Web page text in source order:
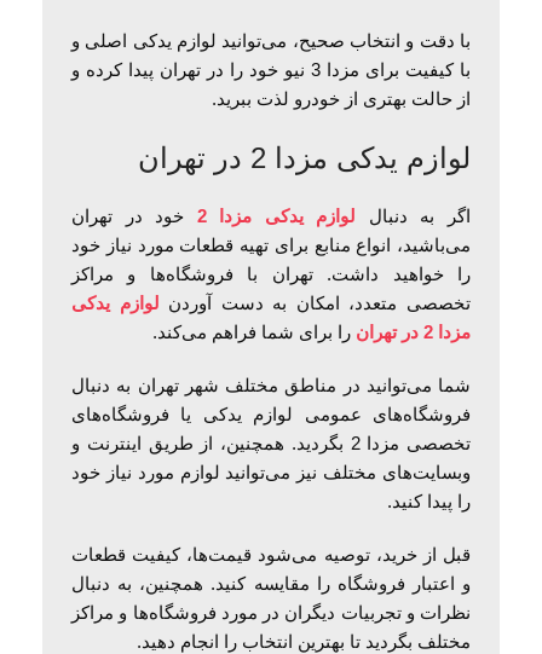
با دقت و انتخاب صحیح، می‌توانید لوازم یدکی اصلی و
با کیفیت برای مزدا 3 نیو خود را در تهران پیدا کرده و
از حالت بهتری از خودرو لذت ببرید.
لوازم یدکی مزدا 2 در تهران
اگر به دنبال لوازم یدکی مزدا 2
خود در تهران
می‌باشید، انواع منابع برای تهیه قطعات مورد نیاز خود
را خواهید داشت. تهران با فروشگاه‌ها و مراکز
تخصصی متعدد، امکان به دست آوردن لوازم یدکی
مزدا 2 در تهران
را برای شما فراهم می‌کند.
شما می‌توانید در مناطق مختلف شهر تهران به دنبال
فروشگاه‌های عمومی لوازم یدکی یا فروشگاه‌های
تخصصی مزدا 2 بگردید. همچنین، از طریق اینترنت و
وبسایت‌های مختلف نیز می‌توانید لوازم مورد نیاز خود
را پیدا کنید.
قبل از خرید، توصیه می‌شود قیمت‌ها، کیفیت قطعات
و اعتبار فروشگاه را مقایسه کنید. همچنین، به دنبال
نظرات و تجربیات دیگران در مورد فروشگاه‌ها و مراکز
مختلف بگردید تا بهترین انتخاب را انجام دهید.